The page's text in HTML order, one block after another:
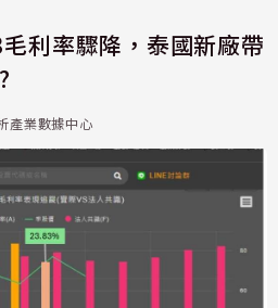
利率驟降，泰國新廠帶
產業數據中心